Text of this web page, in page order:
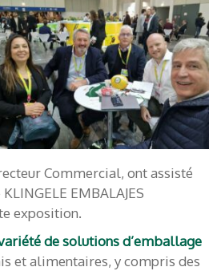
Commercial, ont assisté
EMBALAJES
exposition.
de solutions d’emballage
et alimentaires, y compris des